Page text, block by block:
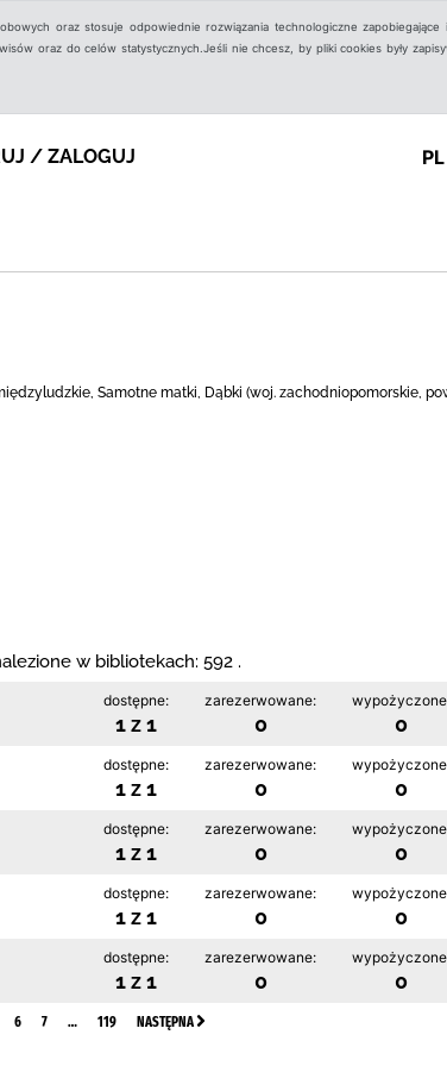
oraz stosuje odpowiednie rozwiązania technologiczne zapobiegające
oraz do celów statystycznych.Jeśli nie chcesz, by pliki cookies były
/ ZALOGUJ PL
Samotne matki, Dąbki (woj. zachodniopomorskie,
w bibliotekach: 592 .
dostępne:
1 z 1
zarezerwowane:
0 0
dostępne:
1 z 1
zarezerwowane:
0 0
dostępne:
1 z 1
zarezerwowane:
0 0
dostępne:
1 z 1
zarezerwowane:
0 0
dostępne:
1 z 1
zarezerwowane:
0 0
6 7 … 119 NASTĘPNA